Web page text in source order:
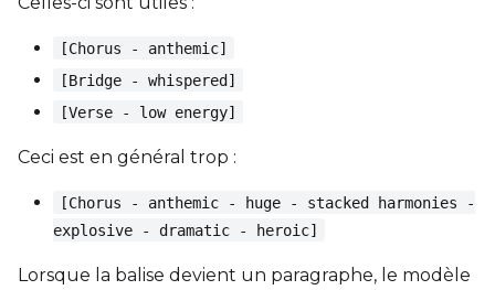
[Chorus - anthemic]
[Bridge - whispered]
[Verse - low energy]
Ceci est en général trop :
[Chorus - anthemic - huge - stacked harmonies -
explosive - dramatic - heroic]
Lorsque la balise devient un paragraphe, le modèle